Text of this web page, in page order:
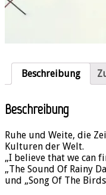
Beschreibung
Beschreibung
Ruhe und Weite, die
Kulturen der Welt.
„I believe that we can
„The Sound Of Rainy
und „Song Of The